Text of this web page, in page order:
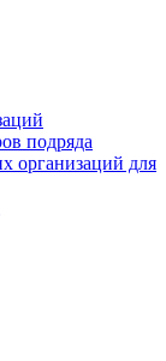
подряда
организаций для